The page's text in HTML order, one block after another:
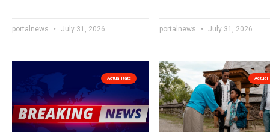
portalnews July 31, 2026 portalnews July 31, 2026
Actualitate